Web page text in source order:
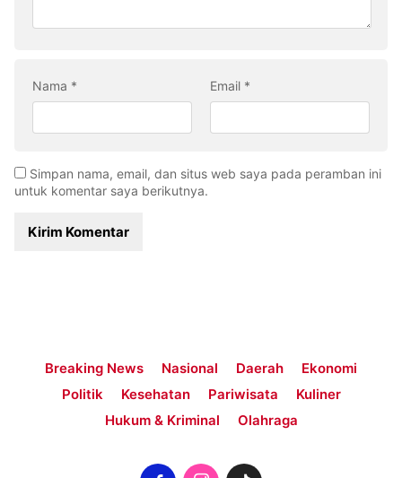
Nama * Email *
Simpan nama, email, dan situs web saya pada peramban ini
untuk komentar saya berikutnya.
Breaking News Nasional Daerah
Ekonomi
Politik
Kesehatan Pariwisata
Kuliner
Hukum & Kriminal
Olahraga